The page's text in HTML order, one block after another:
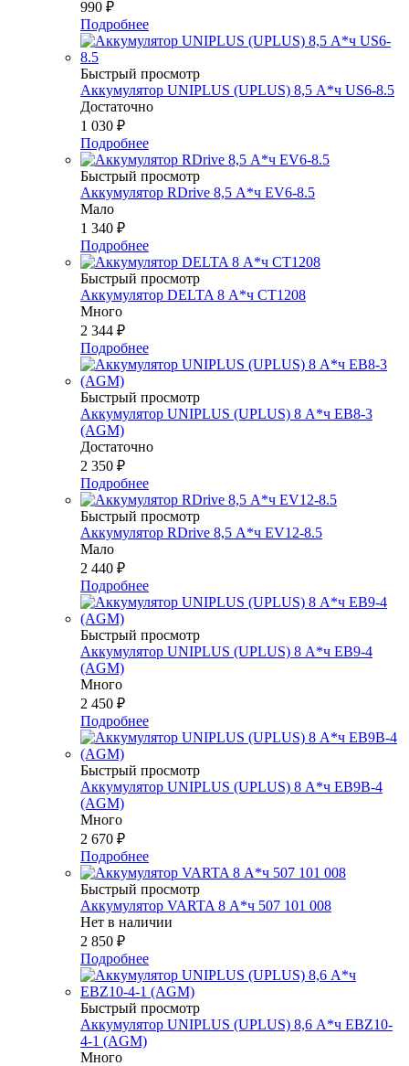
990 ₽
Подробнее
Быстрый просмотр
Аккумулятор UNIPLUS (UPLUS) 8,5 А*ч US6-8.5
Достаточно
1 030 ₽
Подробнее
Быстрый просмотр
Аккумулятор RDrive 8,5 А*ч EV6-8.5
Мало
1 340 ₽
Подробнее
Быстрый просмотр
Аккумулятор DELTA 8 А*ч СТ1208
Много
2 344 ₽
Подробнее
Быстрый просмотр
Аккумулятор UNIPLUS (UPLUS) 8 А*ч EB8-3
(AGM)
Достаточно
2 350 ₽
Подробнее
Быстрый просмотр
Аккумулятор RDrive 8,5 А*ч EV12-8.5
Мало
2 440 ₽
Подробнее
Быстрый просмотр
Аккумулятор UNIPLUS (UPLUS) 8 А*ч EB9-4
(AGM)
Много
2 450 ₽
Подробнее
Быстрый просмотр
Аккумулятор UNIPLUS (UPLUS) 8 А*ч EB9B-4
(AGM)
Много
2 670 ₽
Подробнее
Быстрый просмотр
Аккумулятор VARTA 8 А*ч 507 101 008
Нет в наличии
2 850 ₽
Подробнее
Быстрый просмотр
Аккумулятор UNIPLUS (UPLUS) 8,6 А*ч EBZ10-
4-1 (AGM)
Много